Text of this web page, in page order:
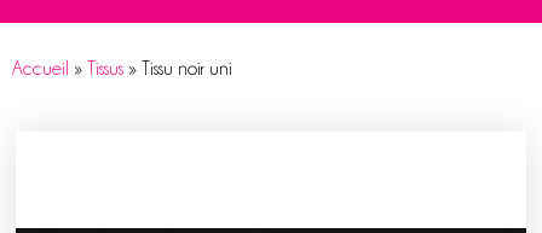
Accueil » Tissus » Tissu noir uni